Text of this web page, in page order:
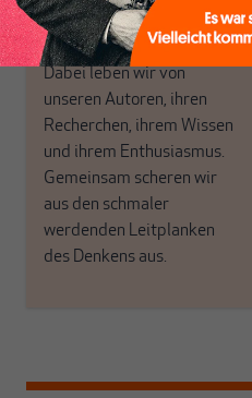
Politik, den Sie so
woanders nicht finden.
Dabei leben wir von
unseren Autoren, ihren
Recherchen, ihrem Wissen
und ihrem Enthusiasmus.
Gemeinsam scheren wir
aus den schmaler
werdenden Leitplanken
des Denkens aus.